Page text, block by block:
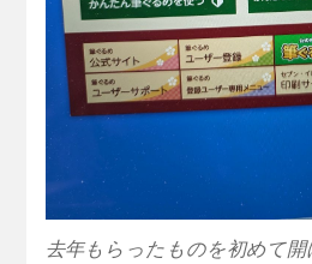
去年もらったものを初めて開